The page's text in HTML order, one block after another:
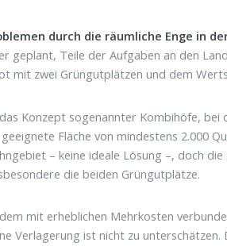
durch die räumliche Enge in
geplant, Teile der Aufgaben an den
mit zwei Grüngutplätzen und dem
Konzept sogenannter Kombihöfe,
Fläche von mindestens 2.000
– keine ideale Lösung –, doch
die beiden Grüngutplätze.
mit erheblichen Mehrkosten
Verlagerung ist nicht zu